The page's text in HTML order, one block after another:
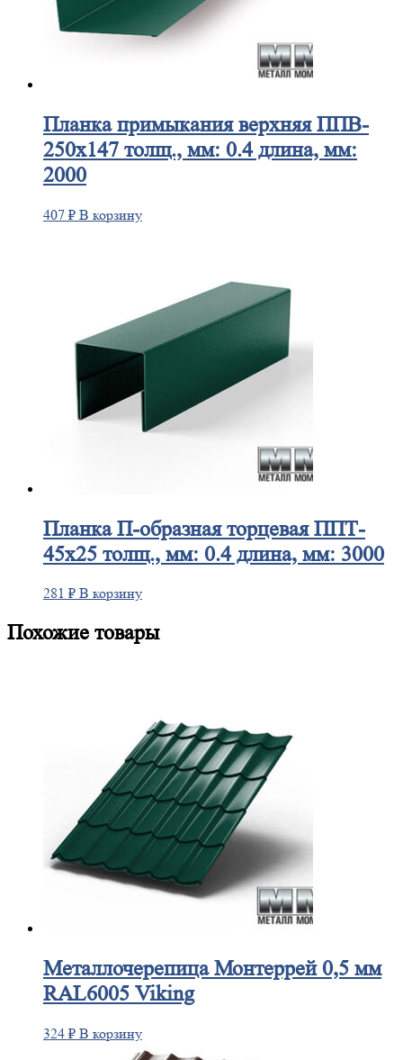
Планкапримыкания верхняя ППВ-
250х147 толщ., мм: 0.4 длина, мм:
2000
407 ₽ В корзину
ПланкаП-образная торцевая ППТ-
45х25 толщ., мм: 0.4 длина, мм: 3000
281 ₽ В корзину
Похожие товары
МеталлочерепицаМонтеррей 0,5 мм
RAL6005 Viking
324 ₽ В корзину